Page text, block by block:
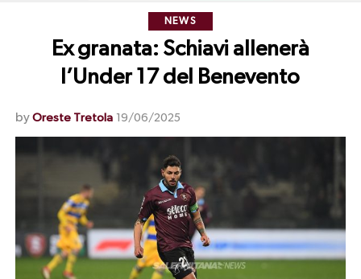
NEWS
Ex granata: Schiavi allenerà
l’Under 17 del Benevento
by Oreste Tretola 19/06/2025